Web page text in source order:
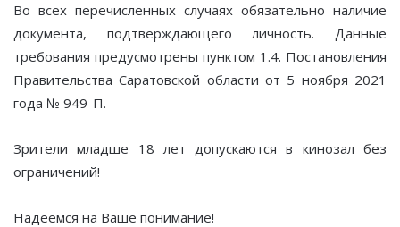
Во всех перечисленных случаях обязательно наличие
документа, подтверждающего личность. Данные
требования предусмотрены пунктом 1.4. Постановления
Правительства Саратовской области от 5 ноября 2021
года № 949-П.
Зрители младше 18 лет допускаются в кинозал без
ограничений!
Надеемся на Ваше понимание!